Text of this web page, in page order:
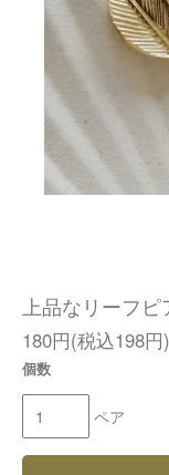
上品なリーフピ
180円(税込198円)
個数
ペア